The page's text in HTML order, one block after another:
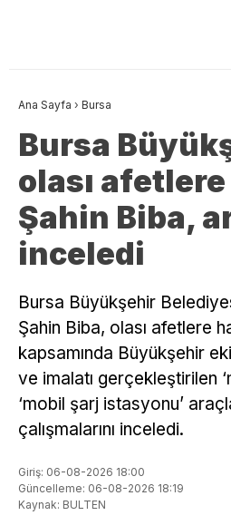
Ana Sayfa › Bursa
Bursa
olası afetlere
Şahin Biba,
inceledi
Bursa Büyükşehir
Şahin Biba, olası afetlere
kapsamında Büyükşehir
ve imalatı gerçekleştirilen
‘mobil şarj istasyonu’
çalışmalarını inceledi.
Giriş: 06-08-2026 18:00
Güncelleme: 06-08-2026 18:19
Kaynak: BULTEN